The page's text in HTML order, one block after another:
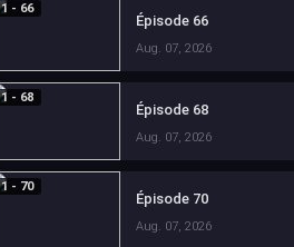
1 - 66
Épisode 66
Aug. 07, 2026
1 - 68
Épisode 68
Aug. 07, 2026
1 - 70
Épisode 70
Aug. 07, 2026